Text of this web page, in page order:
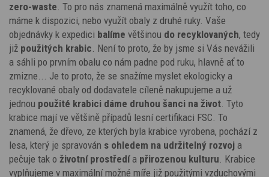
zero-waste. To pro nás znamená maximálně využít toho, co
máme k dispozici, nebo využít obaly z druhé ruky. Vaše
objednávky k expedici balíme většinou do recyklovaných, tedy
již použitých krabic. Není to proto, že by jsme si Vás nevážili
a sáhli po prvním obalu co nám padne pod ruku, hlavně ať to
zmizne... Je to proto, že se snažíme myslet ekologicky a
recyklované obaly od dodavatele cíleně nakupujeme a už
jednou použité krabici dáme druhou šanci na život. Tyto
krabice mají ve většině případů lesní certifikaci FSC. To
znamená, že dřevo, ze kterých byla krabice vyrobena, pochází z
lesa, který je spravován s ohledem na udržitelný rozvoj a
pečuje tak o životní prostředí a přirozenou kulturu. Krabice
vyplňujeme v maximální možné míře již použitými vzduchovými